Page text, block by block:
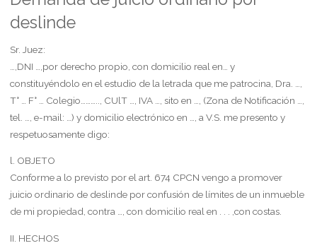
por
deslinde
Sr. Juez:
…,DNI …,por derecho propio, con domicilio real en… y
constituyéndolo en el estudio de la letrada que me patrocina, Dra. …,
T° … F° … Colegio……….., CUlT …, IVA …, sito en …, (Zona de Notificación …,
tel. …, e-mail: …) y domicilio electrónico en …, a V.S. me presento y
respetuosamente digo:
l. OBJETO
Conforme a lo previsto por el art. 674 CPCN vengo a promover
juicio ordinario de deslinde por confusión de límites de un inmueble
de mi propiedad, contra …, con domicilio real en . . . ,con costas.
II. HECHOS